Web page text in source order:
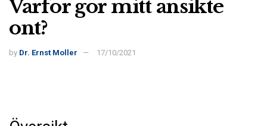
Varför gör mitt ansikte
ont?
by Dr. Ernst Moller 17/10/2021